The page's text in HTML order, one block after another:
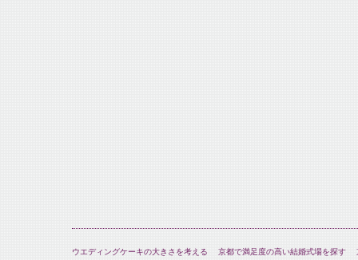
ウエディングケーキの大きさを考える 京都で満足度の高い結婚式場を探す